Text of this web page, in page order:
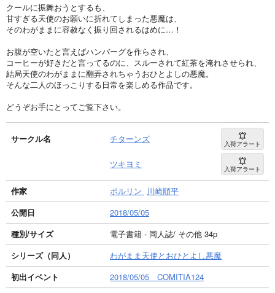
クールに振舞おうとするも、
甘すぎる天使のお願いに折れてしまった悪魔は、
そのわがままに容赦なく振り回されるはめに…！
お腹が空いたと言えばハンバーグを作らされ、
コーヒーが好きだと言ってるのに、スルーされて紅茶を淹れさせられ、
結局天使のわがままに翻弄されちゃうおひとよしの悪魔。
そんな二人のほっこりする日常を楽しめる作品です。
どうぞお手にとってご覧下さい。
サークル名 チターンズ 入荷アラート
ツキヨミ 入荷アラート
作家 ポルリン 川崎順平
公開日
2018/05/05
種別/サイズ
電子書籍 - 同人誌/ その他 34p
シリーズ（同人）
わがまま天使とおひとよし悪魔
初出イベント
2018/05/05 COMITIA124